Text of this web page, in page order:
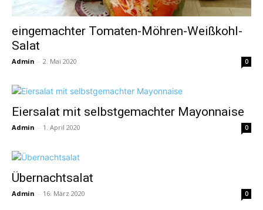
eingemachter Tomaten-Möhren-Weißkohl-
Salat
Admin - 2. Mai 2020 0
Eiersalat mit selbstgemachter Mayonnaise
Admin - 1. April 2020 0
Übernachtsalat
Admin - 16. März 2020 0